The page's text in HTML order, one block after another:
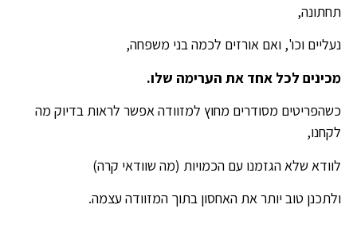
תחתונה,
נעליים וכו', ואם אורזים לכמה בני משפחה,
מכינים לכל אחד את הערימה שלו.
כשהפריטים מסודרים מחוץ למזוודה אפשר לראות בדיוק מה
לקחנו,
לוודא שלא הגזמנו עם הכמויות (מה שוודאי קרה)
ולתכנן טוב יותר את האחסון בתוך המזוודה עצמה.